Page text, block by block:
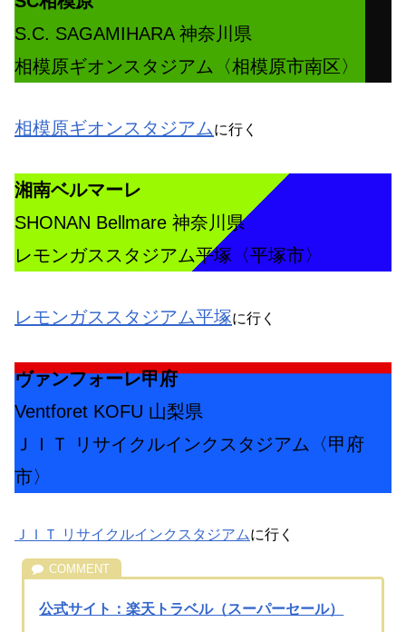
S.C. SAGAMIHARA 神奈川県
相模原ギオンスタジアム〈相模原市南区〉
相模原ギオンスタジアムに行く
湘南ベルマーレ
SHONAN Bellmare 神奈川県
レモンガススタジアム平塚〈平塚市〉
レモンガススタジアム平塚に行く
ヴァンフォーレ甲府
Ventforet KOFU 山梨県
ＪＩＴ リサイクルインクスタジアム〈甲府
市〉
ＪＩＴ リサイクルインクスタジアムに行く
公式サイト：楽天トラベル（スーパーセール）